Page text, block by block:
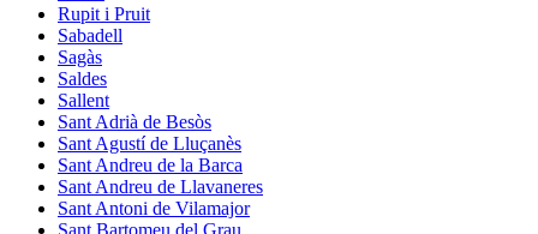
Rupit i Pruit
Sabadell
Sagàs
Saldes
Sallent
Sant Adrià de Besòs
Sant Agustí de Lluçanès
Sant Andreu de la Barca
Sant Andreu de Llavaneres
Sant Antoni de Vilamajor
Sant Bartomeu del Grau